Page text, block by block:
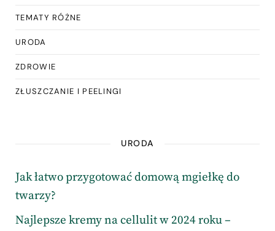
TEMATY RÓŻNE
URODA
ZDROWIE
ZŁUSZCZANIE I PEELINGI
URODA
Jak łatwo przygotować domową mgiełkę do
twarzy?
Najlepsze kremy na cellulit w 2024 roku –